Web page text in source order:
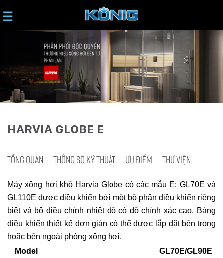
☰
HARVIA GLOBE E
TỔNG QUAN THÔNG SỐ KỸ THUẬT ƯU ĐIỂM THƯ VIỆN
Máy xông hơi khô Harvia Globe có các mẫu E: GL70E và
GL110E được điều khiển bởi một bộ phận điều khiển riêng
biệt và bộ điều chỉnh nhiệt độ có độ chính xác cao. Bảng
điều khiển thiết kế đơn giản có thể được lắp đặt bên trong
hoặc bên ngoài phòng xông hơi.
Model
GL70E/GL90E